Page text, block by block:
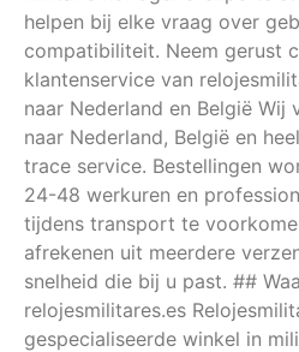
helpen bij elke vraag over
compatibiliteit. Neem gerust
klantenservice van
naar Nederland en België Wij
naar Nederland, België en
trace service. Bestellingen
24-48 werkuren en
tijdens transport te
afrekenen uit meerdere
snelheid die bij u past. ##
relojesmilitares.es
gespecialiseerde winkel in